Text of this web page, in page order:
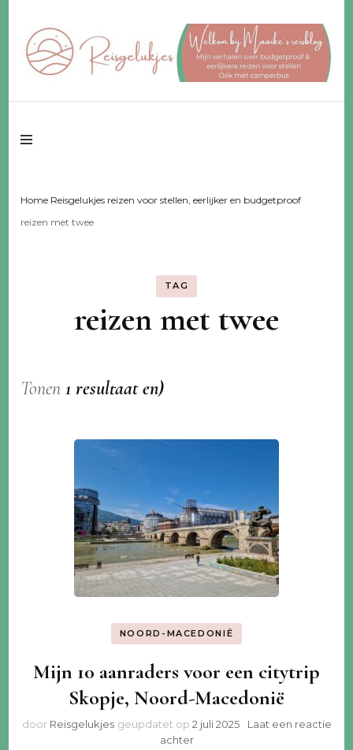
Reisgelukjes –
Reisgeluk voor 2 ♥️ eerlijker ♥️ voor een fijn budget
Home Reisgelukjes reizen voor stellen, eerlijker en budgetproof
reizen met twee
TAG
reizen met twee
Tonen 1 resultaat en)
NOORD-MACEDONIË
Mijn 10 aanraders voor een citytrip
Skopje, Noord-Macedonië
door Reisgelukjes geüpdatet op 2 juli 2025
Laat een reactie
achterop